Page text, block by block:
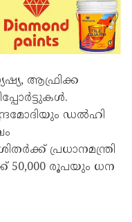
ആഫ്രിക്ക
ഡല്‍ഹി
പ്രധാനമന്ത്രി
50,000 രൂപയും ധന